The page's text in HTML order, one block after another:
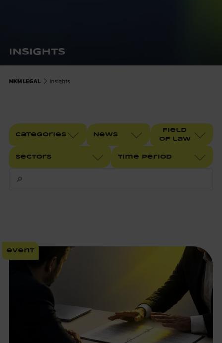
INSIGHTS
MKM LEGAL Insights
Categories News
Field
of law
Sectors Time Period
event